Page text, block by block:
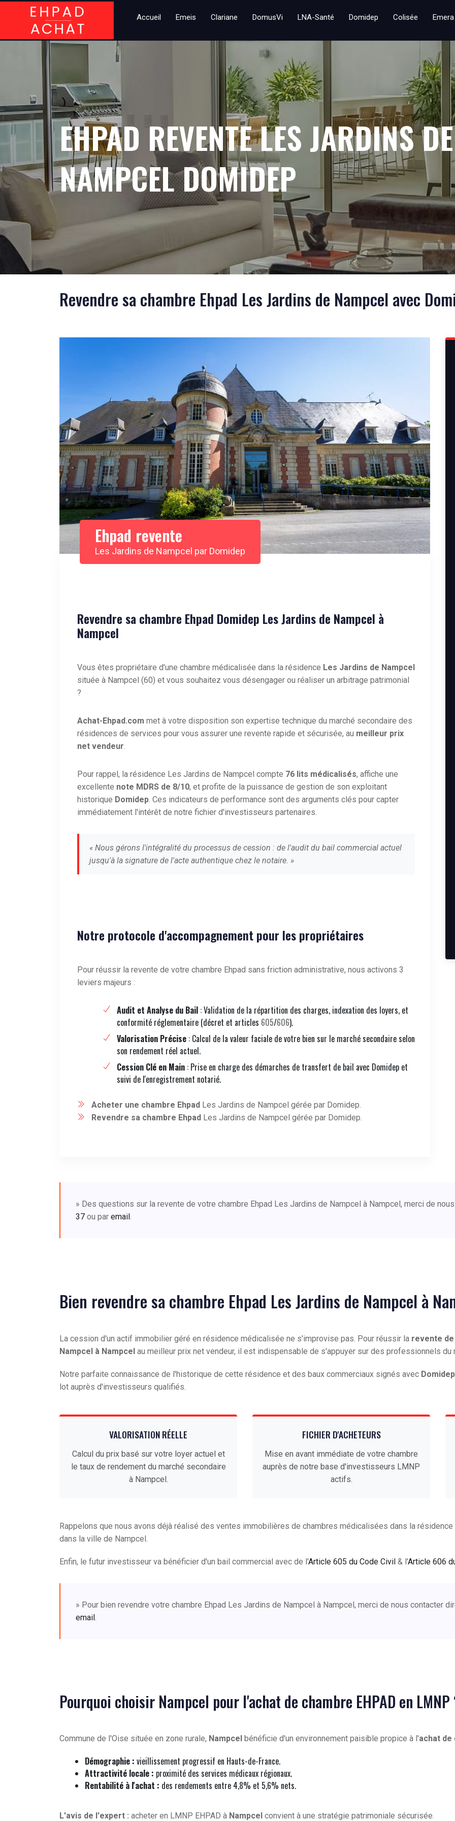
Accueil Emeis Clariane DomusVi LNA-Santé Domidep Colisée Emera
EHPAD REVENTE LES JARDINS
NAMPCEL DOMIDEP
Revendre sa chambre Ehpad Les Jardins de Nampcel avec
Ehpad revente
Les Jardins de Nampcel par Domidep
Revendre sa chambre Ehpad Domidep Les Jardins de Nampcel à
Nampcel
Vous êtes propriétaire d'une chambre médicalisée dans la résidence Les Jardins de Nampcel
située à Nampcel (60) et vous souhaitez vous désengager ou réaliser un arbitrage patrimonial
?
Achat-Ehpad.com met à votre disposition son expertise technique du marché secondaire des
résidences de services pour vous assurer une revente rapide et sécurisée, au meilleur prix
net vendeur.
Pour rappel, la résidence Les Jardins de Nampcel compte 76 lits médicalisés, affiche une
excellente note MDRS de 8/10, et profite de la puissance de gestion de son exploitant
historique Domidep. Ces indicateurs de performance sont des arguments clés pour capter
immédiatement l'intérêt de notre fichier d'investisseurs partenaires.
« Nous gérons l'intégralité du processus de cession : de l'audit du bail commercial actuel
jusqu'à la signature de l'acte authentique chez le notaire. »
Notre protocole d'accompagnement pour les propriétaires
Pour réussir la revente de votre chambre Ehpad sans friction administrative, nous activons 3
leviers majeurs :
Audit et Analyse du Bail : Validation de la répartition des charges, indexation des loyers, et
conformité réglementaire (décret et articles 605/606).
Valorisation Précise : Calcul de la valeur faciale de votre bien sur le marché secondaire selon
son rendement réel actuel.
Cession Clé en Main : Prise en charge des démarches de transfert de bail avec Domidep et
suivi de l'enregistrement notarié.
Acheter une chambre Ehpad Les Jardins de Nampcel gérée par Domidep.
Revendre sa chambre Ehpad Les Jardins de Nampcel gérée par Domidep.
» Des questions sur la revente de votre chambre Ehpad Les Jardins de Nampcel à Nampcel, merci de
37 ou par email .
Bien revendre sa chambre Ehpad Les Jardins de Nampcel à
La cession d'un actif immobilier géré en résidence médicalisée ne s'improvise pas. Pour réussir la revente
Nampcel à Nampcel au meilleur prix net vendeur, il est indispensable de s'appuyer sur des professionnels du
Notre parfaite connaissance de l'historique de cette résidence et des baux commerciaux signés avec Domidep
lot auprès d'investisseurs qualifiés.
VALORISATION RÉELLE
Calcul du prix basé sur votre loyer actuel et
le taux de rendement du marché secondaire
à Nampcel.
FICHIER D'ACHETEURS
Mise en avant immédiate de votre chambre
auprès de notre base d'investisseurs LMNP
actifs.
Rappelons que nous avons déjà réalisé des ventes immobilières de chambres médicalisées dans la
dans la ville de Nampcel.
Enfin, le futur investisseur va bénéficier d'un bail commercial avec de l'Article 605 du Code Civil & l'Article 606
» Pour bien revendre votre chambre Ehpad Les Jardins de Nampcel à Nampcel, merci de nous contacter
email .
Pourquoi choisir Nampcel pour l'achat de chambre EHPAD en LMNP
Commune de l'Oise située en zone rurale, Nampcel bénéficie d'un environnement paisible propice à l'achat de
Démographie : vieillissement progressif en Hauts-de-France.
Attractivité locale : proximité des services médicaux régionaux.
Rentabilité à l'achat : des rendements entre 4,8% et 5,6% nets.
L'avis de l'expert : acheter en LMNP EHPAD à Nampcel convient à une stratégie patrimoniale sécurisée.